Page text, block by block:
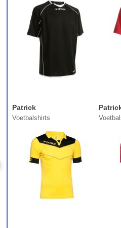
Patrick
Voetbalshirts